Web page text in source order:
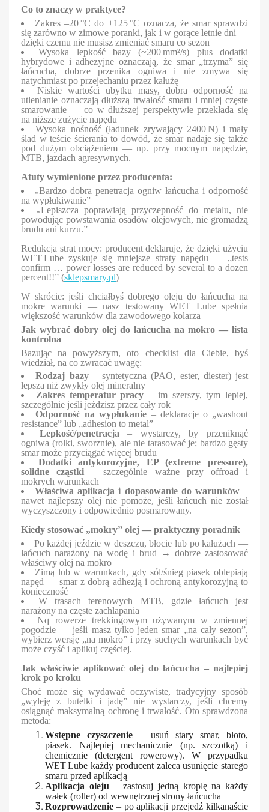
Co to znaczy w praktyce?
Zakres –20 °C do +125 °C oznacza, że smar sprawdzi
się zarówno w zimowe poranki, jak i w gorące letnie dni —
dzięki czemu nie musisz zmieniać smaru co sezon
Wysoka lepkość bazy (~200 mm²/s) plus dodatki
hybrydowe i adhezyjne oznaczają, że smar „trzyma” się
łańcucha, dobrze przenika ogniwa i nie zmywa się
natychmiast po przejechaniu przez kałużę
Niskie wartości ubytku masy, dobra odporność na
utlenianie oznaczają dłuższą trwałość smaru i mniej częste
smarowanie — co w dłuższej perspektywie przekłada się
na niższe zużycie napędu
Wysoka nośność (ładunek zrywający 2400 N) i mały
ślad w teście ścierania to dowód, że smar nadaje się także
pod dużym obciążeniem — np. przy mocnym napędzie,
MTB, jazdach agresywnych.
Atuty wymienione przez producenta:
„Bardzo dobra penetracja ogniw łańcucha i odporność
na wypłukiwanie”
„Lepiszcza poprawiają przyczepność do metalu, nie
powodując powstawania osadów olejowych, nie gromadzą
brudu ani kurzu.”
Redukcja strat mocy: producent deklaruje, że dzięki użyciu
WET Lube zyskuje się mniejsze straty napędu — „tests
confirm … power losses are reduced by several to a dozen
percent!!” (sklepsmary.pl)
W skrócie: jeśli chciałbyś dobrego oleju do łańcucha na
mokre warunki — nasz testowany WET Lube spełnia
większość warunków dla zawodowego kolarza
Jak wybrać dobry olej do łańcucha na mokro — lista
kontrolna
Bazując na powyższym, oto checklist dla Ciebie, byś
wiedział, na co zwracać uwagę:
Rodzaj bazy– syntetyczna (PAO, ester, diester) jest
lepsza niż zwykły olej mineralny
Zakres temperatur pracy – im szerszy, tym lepiej,
szczególnie jeśli jeździsz przez cały rok
Odporność na wypłukanie – deklaracje o „washout
resistance” lub „adhesion to metal”
Lepkość/penetracja – wystarczy, by przeniknąć
ogniwa (rolki, sworznie), ale nie tarasować je; bardzo gęsty
smar może przyciągać więcej brudu
Dodatki antykorozyjne, EP (extreme pressure),
solidne cząstki – szczególnie ważne przy offroad i
mokrych warunkach
Właściwa aplikacja i dopasowanie do warunków–
nawet najlepszy olej nie pomoże, jeśli łańcuch nie został
wyczyszczony i odpowiednio posmarowany.
Kiedy stosować „mokry” olej — praktyczny poradnik
Po każdej jeździe w deszczu, błocie lub po kałużach —
łańcuch narażony na wodę i brud → dobrze zastosować
właściwy olej na mokro
Zimą lub w warunkach, gdy sól/śnieg piasek oblepiają
napęd — smar z dobrą adhezją i ochroną antykorozyjną to
konieczność
W trasach terenowych MTB, gdzie łańcuch jest
narażony na częste zachlapania
Nq rowerze trekkingowym używanym w zmiennej
pogodzie — jeśli masz tylko jeden smar „na cały sezon”,
wybierz wersję „na mokro” i przy suchych warunkach być
może czyść i aplikuj częściej.
Jak właściwie aplikować olej do łańcucha – najlepiej
krok po kroku
Choć może się wydawać oczywiste, tradycyjny sposób
„wyleję z butelki i jadę” nie wystarczy, jeśli chcemy
osiągnąć maksymalną ochronę i trwałość. Oto sprawdzona
metoda:
Wstępne czyszczenie – usuń stary smar, błoto,
piasek. Najlepiej mechanicznie (np. szczotką) i
chemicznie (detergent rowerowy). W przypadku
WET Lube każdy producent zaleca usunięcie starego
smaru przed aplikacją
Aplikacja oleju – zastosuj jedną kroplę na każdy
wałek (roller) od wewnętrznej strony łańcucha
Rozprowadzenie – po aplikacji przejedź kilkanaście